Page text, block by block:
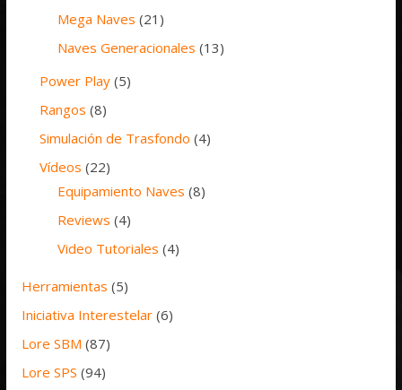
Mega Naves (21)
Naves Generacionales (13)
Power Play (5)
Rangos (8)
Simulación de Trasfondo (4)
Vídeos (22)
Equipamiento Naves (8)
Reviews (4)
Video Tutoriales (4)
Herramientas (5)
Iniciativa Interestelar (6)
Lore SBM (87)
Lore SPS (94)